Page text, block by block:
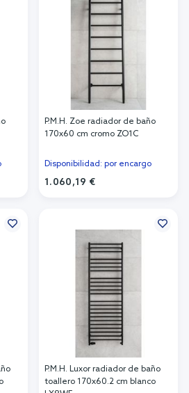
P.M.H. Zoe radiador de baño
170x60 cm cromo ZO1C
Disponibilidad: por encargo
1.060,19 €
P.M.H. Luxor radiador de baño
toallero 170x60.2 cm blanco